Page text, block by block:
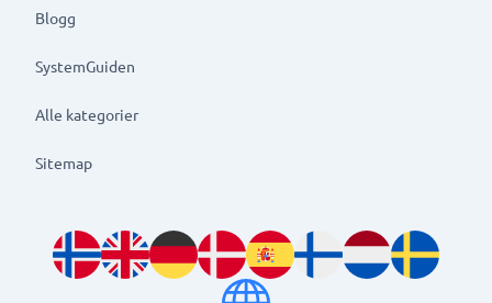
Blogg
SystemGuiden
Alle kategorier
Sitemap